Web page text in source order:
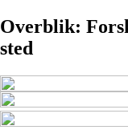
Overblik:
sted